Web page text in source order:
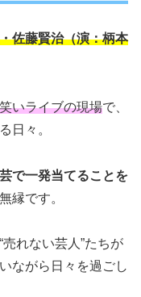
佐藤賢治（演：柄本
いライブの現場で、
日々。
で一発当てることを
縁です。
れない芸人”たちが
ながら日々を過ごし